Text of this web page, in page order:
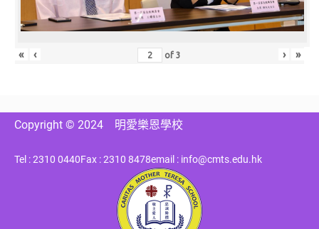
« ‹ of3 › »
Copyright © 2024 明愛樂恩學校
Tel : 2310 0440Fax : 2310 8478email : info@cmts.edu.hk